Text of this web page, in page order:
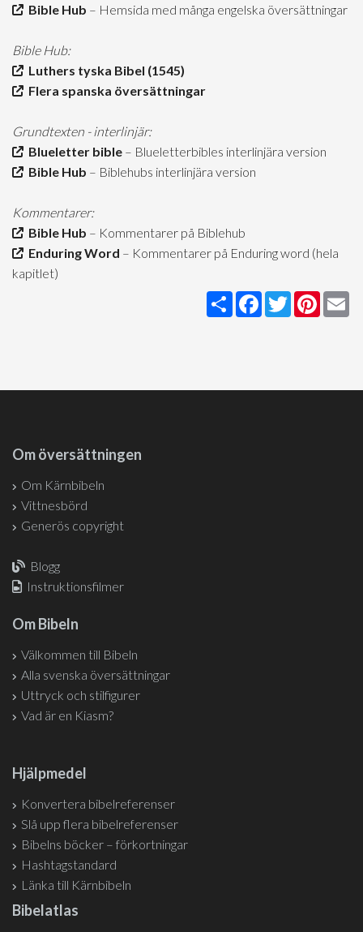
Bible Hub – Hemsida med många engelska översättningar
Bible Hub:
Luthers tyska Bibel (1545)
Flera spanska översättningar
Grundtexten - interlinjär:
Blueletter bible – Blueletterbibles interlinjära version
Bible Hub – Biblehubs interlinjära version
Kommentarer:
Bible Hub – Kommentarer på Biblehub
Enduring Word – Kommentarer på Enduring word (hela
kapitlet)
Share Facebook
Twitter
Om översättningen
Om Kärnbibeln
Vittnesbörd
Generös copyright
Blogg
Instruktionsfilmer
Om Bibeln
Välkommen till Bibeln
Alla svenska översättningar
Uttryck och stilfigurer
Vad är en Kiasm?
Hjälpmedel
Konvertera bibelreferenser
Slå upp flera bibelreferenser
Bibelns böcker – förkortningar
Hashtagstandard
Länka till Kärnbibeln
Bibelatlas